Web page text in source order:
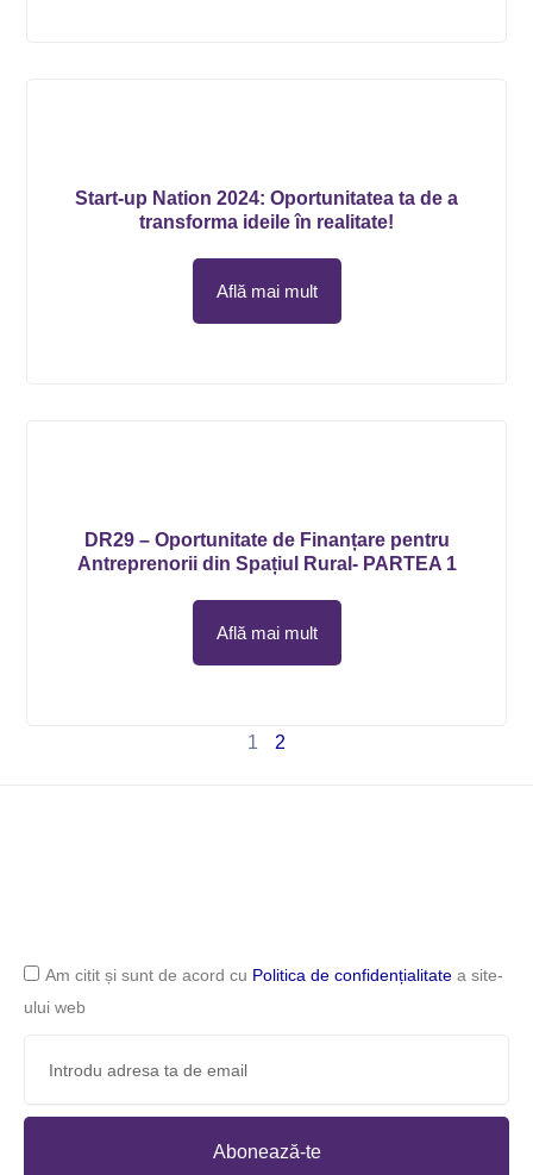
Start-up Nation 2024: Oportunitatea ta de a
transforma ideile în realitate!
Află mai mult
DR29 – Oportunitate de Finanțare pentru
Antreprenorii din Spațiul Rural- PARTEA 1
Află mai mult
1 2
Am citit și sunt de acord cu Politica de confidențialitate a site-
ului web
Abonează-te